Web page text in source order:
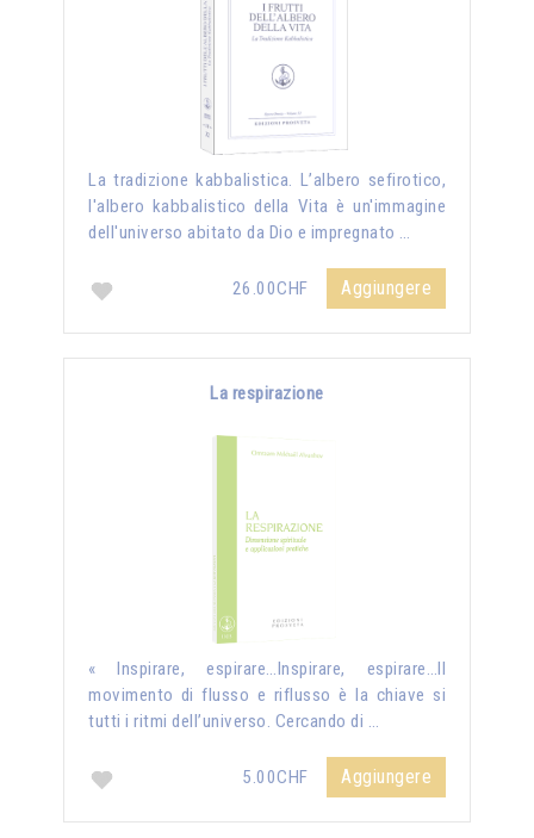
La tradizione kabbalistica. L’albero sefirotico,
l'albero kabbalistico della Vita è un'immagine
dell'universo abitato da Dio e impregnato …
26.00CHF Aggiungere
La respirazione
« Inspirare, espirare…Inspirare, espirare…Il
movimento di flusso e riflusso è la chiave si
tutti i ritmi dell’universo. Cercando di …
5.00CHF Aggiungere